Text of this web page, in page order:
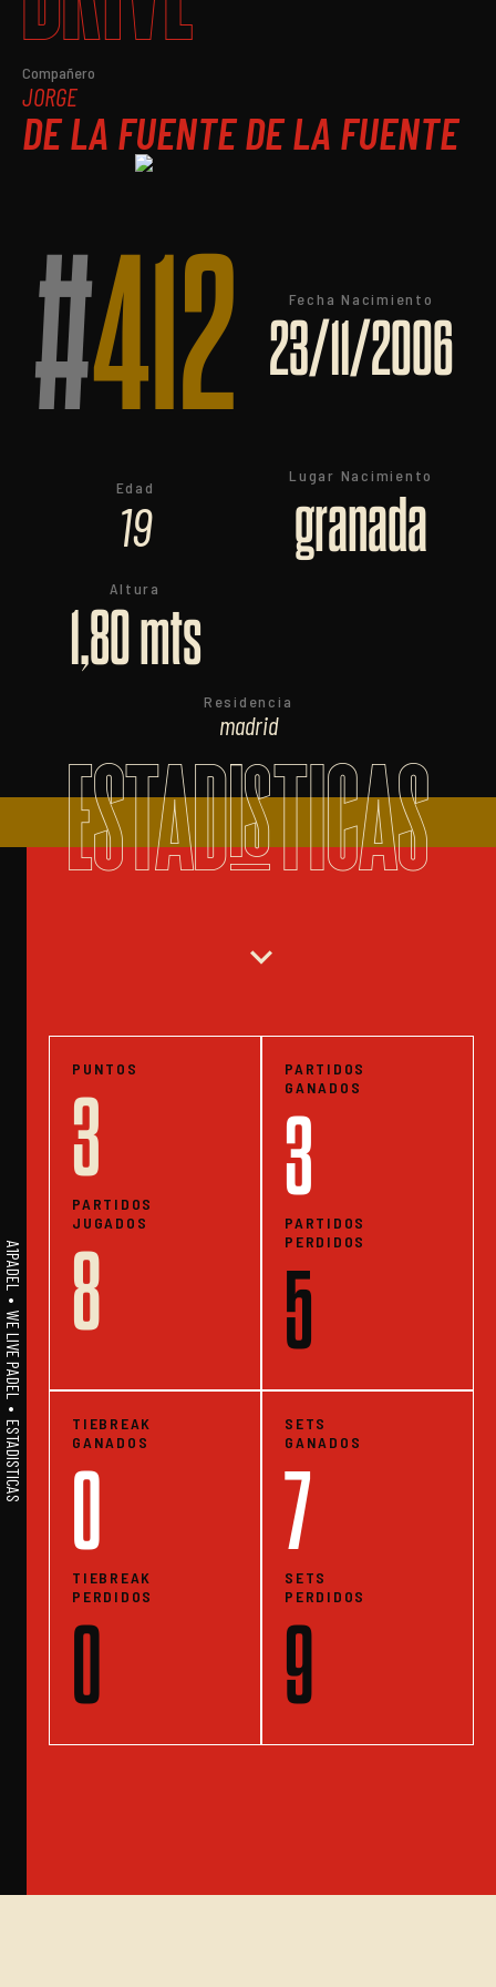
Compañero
JORGE
DE LA FUENTE DE LA FUENTE
#412 Fecha Nacimiento
23/11/2006
Edad
19
Lugar Nacimiento
granada
Altura
1,80 mts
Residencia
madrid
ESTADISTICAS
A1PADEL • WE LIVE PADEL • ESTADISTICAS
expand_more
PUNTOS
3
PARTIDOS
JUGADOS
8
PARTIDOS
GANADOS
3
PARTIDOS
PERDIDOS
5
TIEBREAK
GANADOS
0
TIEBREAK
PERDIDOS
0
SETS
GANADOS
7
SETS
PERDIDOS
9